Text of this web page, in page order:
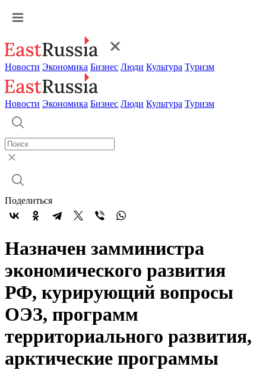
Новости Экономика Бизнес Люди Культура Туризм
Новости Экономика Бизнес Люди Культура Туризм
Поделиться
Назначен замминистра
экономического развития
РФ, курирующий вопросы
ОЭЗ, программ
территориального развития,
арктические программы